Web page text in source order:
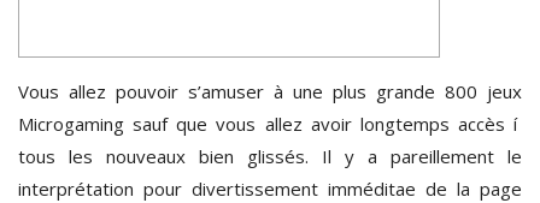
Vous allez pouvoir s’amuser à une plus grande 800 jeux
Microgaming sauf que vous allez avoir longtemps accès í
tous les nouveaux bien glissés. Il y a pareillement le
interprétation pour divertissement imméditae de la page